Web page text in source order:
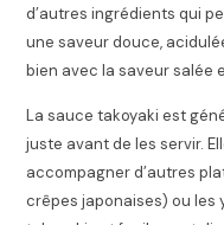
d’autres ingrédients qui
une saveur douce,
bien avec la saveur salée
La sauce takoyaki est
juste avant de les servir.
accompagner d’autres
crêpes japonaises) ou les